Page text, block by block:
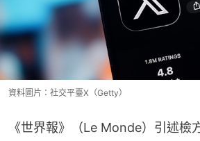
資料圖片：社交平臺X（Getty）
《世界報》（Le Monde）引述檢